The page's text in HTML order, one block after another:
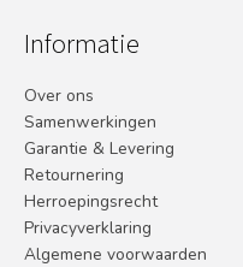
Informatie
Over ons
Samenwerkingen
Garantie & Levering
Retournering
Herroepingsrecht
Privacyverklaring
Algemene voorwaarden